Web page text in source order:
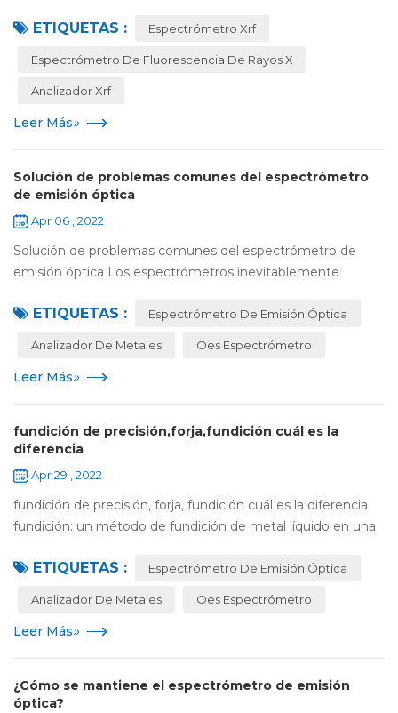
este dispositivo emite e...
ETIQUETAS : Espectrómetro Xrf
Espectrómetro De Fluorescencia De Rayos X
Analizador Xrf
Leer Más»
Solución de problemas comunes del espectrómetro
de emisión óptica
Apr 06 , 2022
Solución de problemas comunes del espectrómetro de
emisión óptica Los espectrómetros inevitablemente
instrumentos, a menudo carecen de los conocimientos n...
ETIQUETAS : Espectrómetro De Emisión Óptica
Analizador De Metales Oes Espectrómetro
Leer Más»
fundición de precisión,forja,fundición cuál es la
diferencia
Apr 29 , 2022
fundición de precisión, forja, fundición cuál es la diferencia
fundición: un método de fundición de metal líquido en una
pieza y enfriamiento y so...
ETIQUETAS : Espectrómetro De Emisión Óptica
Analizador De Metales Oes Espectrómetro
Leer Más»
¿Cómo se mantiene el espectrómetro de emisión
óptica?